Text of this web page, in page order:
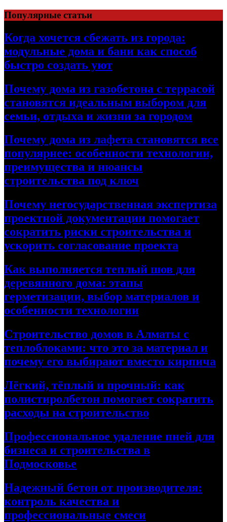
Перейти
к
содержимому
Популярные статьи
Когда хочется сбежать из города:
модульные дома и бани как способ
быстро создать уют
Почему дома из газобетона с террасой
становятся идеальным выбором для
семьи, отдыха и жизни за городом
Почему дома из лафета становятся все
популярнее: особенности технологии,
преимущества и нюансы
строительства под ключ
Почему негосударственная экспертиза
проектной документации помогает
сократить риски строительства и
ускорить согласование проекта
Как выполняется теплый шов для
деревянного дома: этапы
герметизации, выбор материалов и
особенности технологии
Строительство домов в Алматы с
теплоблоками: что это за материал и
почему его выбирают вместо кирпича
Лёгкий, тёплый и прочный: как
полистиролбетон помогает сократить
расходы на строительство
Профессиональное удаление пней для
бизнеса и строительства в
Подмосковье
Надежный бетон от производителя:
контроль качества и
профессиональные смеси